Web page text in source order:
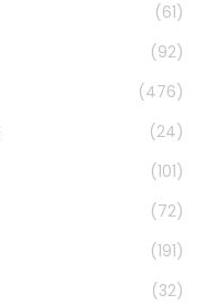
(61)
(92)
(476)
(24)
(101)
(72)
(191)
(32)